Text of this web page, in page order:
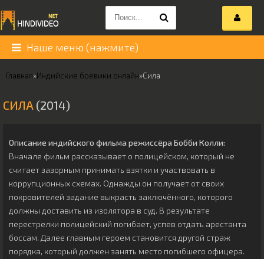
Наше меню (нажмите)
Главная»Индийские боевики онлайн»Сила
СИЛА (2014)
Описание индийского фильма режиссёра Бобби Колли:
Вначале фильм рассказывает о полицейском, который не
считает зазорным принимать взятки и участвовать в
коррупционных схемах. Однажды он получает от своих
покровителей задание выкрасть заключённого, которого
должны доставить из изолятора в суд. В результате
перестрелки полицейский погибает, успев отдать арестанта
боссам. Далее главным героем становится другой страж
порядка, который должен занять место погибшего офицера.